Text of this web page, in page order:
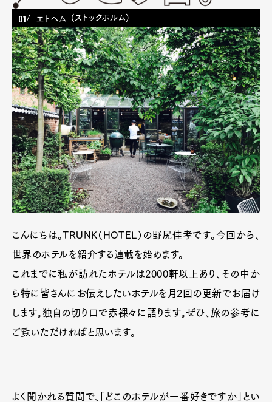
01 エトヘム (ストックホルム)
こんにちは。TRUNK（HOTEL）の野尻佳孝です。今回から、
世界のホテルを紹介する連載を始めます。
これまでに私が訪れたホテルは2000軒以上あり、その中か
ら特に皆さんにお伝えしたいホテルを月2回の更新でお届け
します。独自の切り口で赤裸々に語ります。ぜひ、旅の参考に
ご覧いただければと思います。
よく聞かれる質問で、「どこのホテルが一番好きですか」とい